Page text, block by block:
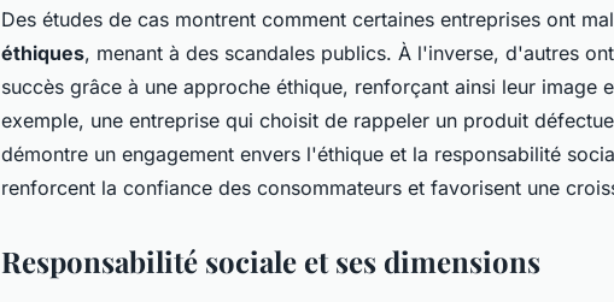
Des études de cas montrent comment certaines entreprises ont
éthiques, menant à des scandales publics. À l'inverse, d'autres
succès grâce à une approche éthique, renforçant ainsi leur image
exemple, une entreprise qui choisit de rappeler un produit
démontre un engagement envers l'éthique et la responsabilité
renforcent la confiance des consommateurs et favorisent une
Responsabilité sociale et ses dimensions